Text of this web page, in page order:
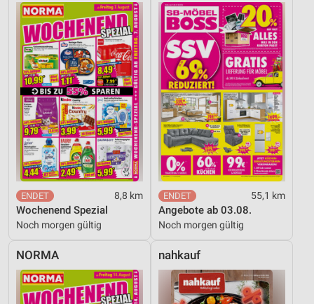
8,8 km
Wochenend Spezial
Noch morgen gültig
55,1 km
Angebote ab 03.08.
Noch morgen gültig
NORMA nahkauf